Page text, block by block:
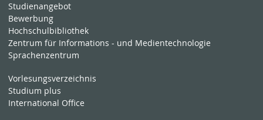
Studienangebot
Bewerbung
Hochschulbibliothek
Zentrum für Informations - und Medientechnologie
Sprachenzentrum
Vorlesungsverzeichnis
Studium plus
International Office